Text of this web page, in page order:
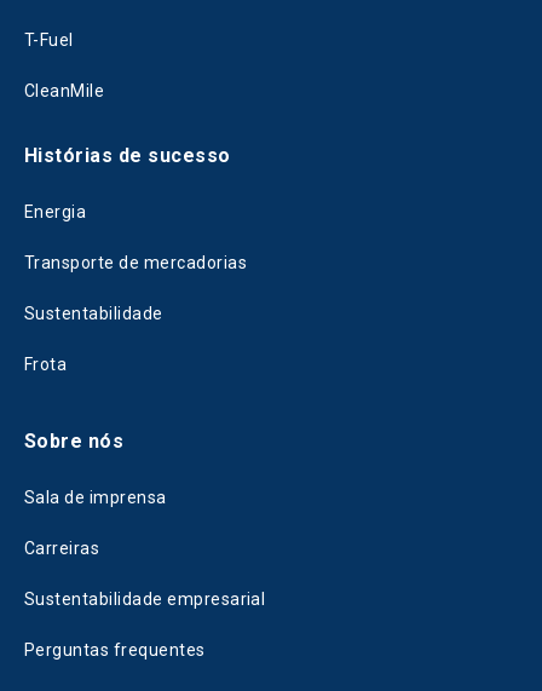
T-Fuel
CleanMile
Histórias de sucesso
Energia
Transporte de mercadorias
Sustentabilidade
Frota
Sobre nós
Sala de imprensa
Carreiras
Sustentabilidade empresarial
Perguntas frequentes